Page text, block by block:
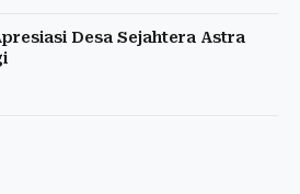
Desa Sejahtera Astra